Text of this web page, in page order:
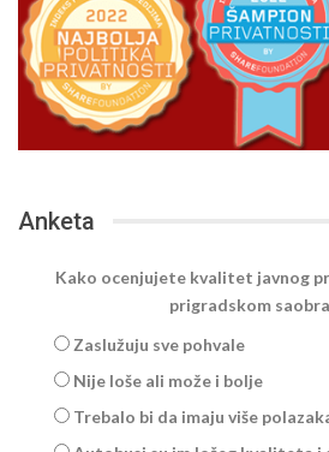
Anketa
Kako ocenjujete kvalitet javnog
prigradskom
Zaslužuju sve pohvale
Nije loše ali može i bolje
Trebalo bi da imaju više